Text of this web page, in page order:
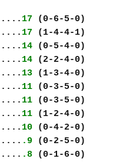
17 (0-6-5-0)
17 (1-4-4-1)
14 (0-5-4-0)
14 (2-2-4-0)
13 (1-3-4-0)
11 (0-3-5-0)
11 (0-3-5-0)
11 (1-2-4-0)
10 (0-4-2-0)
.9 (0-2-5-0)
.8 (0-1-6-0)